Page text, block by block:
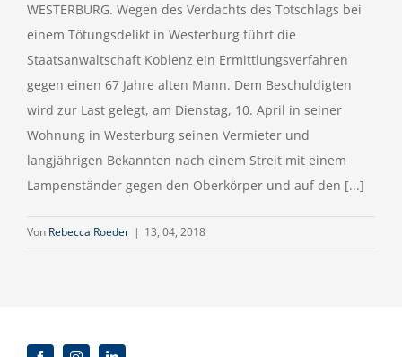
WESTERBURG. Wegen des Verdachts des Totschlags bei
einem Tötungsdelikt in Westerburg führt die
Staatsanwaltschaft Koblenz ein Ermittlungsverfahren
gegen einen 67 Jahre alten Mann. Dem Beschuldigten
wird zur Last gelegt, am Dienstag, 10. April in seiner
Wohnung in Westerburg seinen Vermieter und
langjährigen Bekannten nach einem Streit mit einem
Lampenständer gegen den Oberkörper und auf den [...]
Von Rebecca Roeder | 13, 04, 2018